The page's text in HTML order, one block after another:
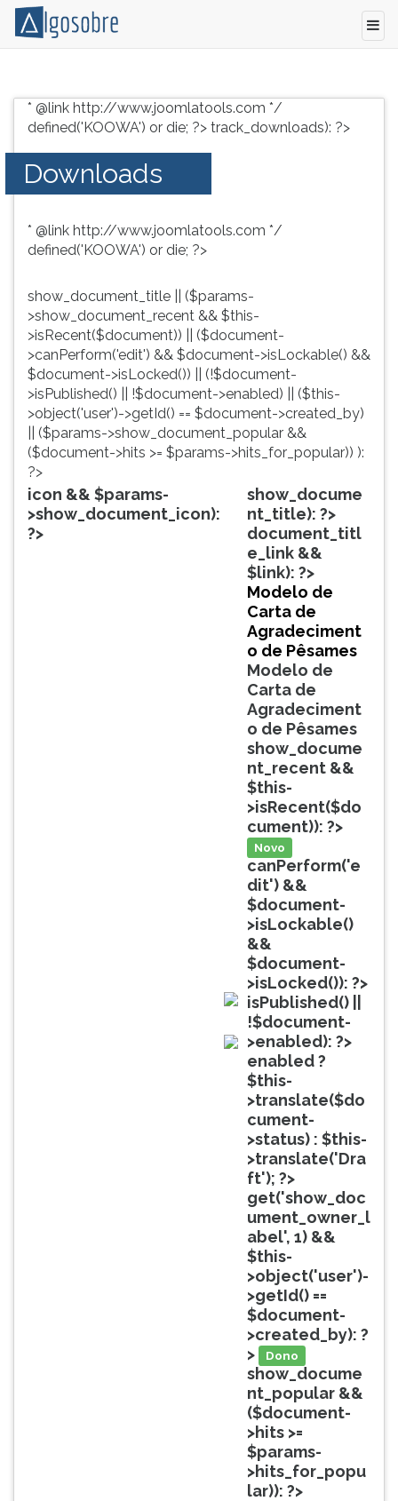
de
Carta
Agradecimento
Pêsames
TAB
depois
F
para
ouvir
conteúdo
principal
pular
essa
leitura
pressione
depois
pausar
* @link http://www.joomlatools.com */
defined('KOOWA') or die; ?> track_downloads): ?>
Downloads
* @link http://www.joomlatools.com */
defined('KOOWA') or die; ?>
show_document_title || ($params-
>show_document_recent && $this-
>isRecent($document)) || ($document-
>canPerform('edit') && $document->isLockable() &&
$document->isLocked()) || (!$document-
>isPublished() || !$document->enabled) || ($this-
>object('user')->getId() == $document->created_by)
|| ($params->show_document_popular &&
($document->hits >= $params->hits_for_popular)) ):
?>
icon && $params-
>show_document_icon):
?>
doc
doc
show_docume
nt_title): ?>
document_titl
e_link &&
$link): ?>
Modelo de
Carta de
Agradeciment
o de Pêsames
Modelo de
Carta de
Agradeciment
o de Pêsames
show_docume
nt_recent &&
$this-
>isRecent($do
cument)): ?>
Novo
canPerform('e
dit') &&
$document-
>isLockable()
&&
$document-
>isLocked()): ?>
isPublished() ||
!$document-
>enabled): ?>
enabled ?
$this-
>translate($do
cument-
>status) : $this-
>translate('Dra
ft'); ?>
get('show_doc
ument_owner_l
abel', 1) &&
$this-
>object('user')-
>getId() ==
$document-
>created_by): ?
>
Dono
show_docume
nt_popular &&
($document-
>hits >=
$params-
>hits_for_popu
lar)): ?>